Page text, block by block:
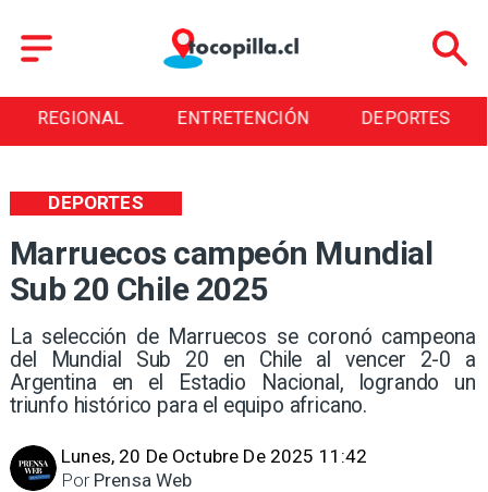
REGIONAL ENTRETENCIÓN DEPORTES
Marruecos campeón Mundial
Sub 20 Chile 2025
La selección de Marruecos se coronó campeona
del Mundial Sub 20 en Chile al vencer 2-0 a
Argentina en el Estadio Nacional, logrando un
triunfo histórico para el equipo africano.
DEPORTES
Lunes, 20 De Octubre De 2025 11:42
Prensa Web
Por